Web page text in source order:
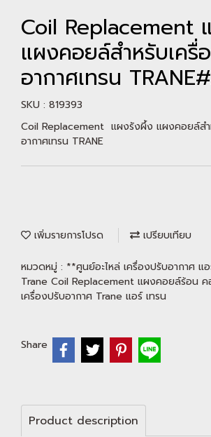
Coil Replacement
แผงคอยล์สำหรับเครื่
อากาศเทรน
SKU : 819393
Coil Replacement แผงรังผึ้ง แผงคอยล์สำ
อากาศเทรน TRANE
เพิ่มรายการโปรด เปรียบเทียบ
หมวดหมู่ : **ศูนย์อะไหล่ เครื่องปรับอากาศ แอ
Trane Coil Replacement แผงคอยล์ร้อน ค
เครื่องปรับอากาศ Trane แอร์ เทรน
Share
Product description